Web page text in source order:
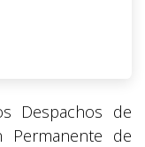
Despachos de
Permanente de